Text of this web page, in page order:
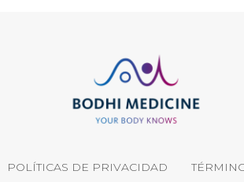
POLÍTICAS DE PRIVACIDAD